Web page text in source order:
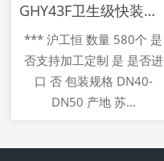
GHY43F卫生级快装式减压阀 不锈钢卡盘卡箍卡套阀
*** 沪工恒 数量 580个 是
否支持加工定制 是 是否进
口 否 包装规格 DN40-
DN50 产地 苏...